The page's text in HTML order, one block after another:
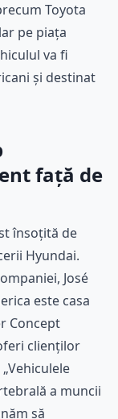
Toyota
pe piața
va fi
și destinat
față de
însoțită de
Hyundai.
José
este casa
Concept
clienților
a muncii
să